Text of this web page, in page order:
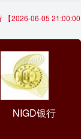
【2026-06-05
NIGD银行